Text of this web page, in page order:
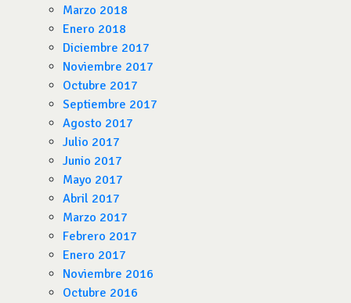
Marzo 2018
Enero 2018
Diciembre 2017
Noviembre 2017
Octubre 2017
Septiembre 2017
Agosto 2017
Julio 2017
Junio 2017
Mayo 2017
Abril 2017
Marzo 2017
Febrero 2017
Enero 2017
Noviembre 2016
Octubre 2016